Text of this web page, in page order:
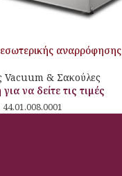
αναρρόφησης
Vacuum & Σακούλες
να δείτε τις τιμές
44.01.008.0001